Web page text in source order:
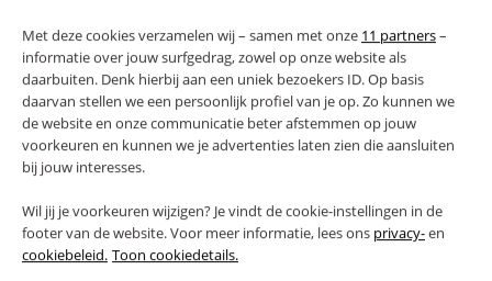
Met deze cookies verzamelen wij – samen met onze 11 partners–
informatie over jouw surfgedrag, zowel op onze website als
daarbuiten. Denk hierbij aan een uniek bezoekers ID. Op basis
daarvan stellen we een persoonlijk profiel van je op. Zo kunnen we
de website en onze communicatie beter afstemmen op jouw
voorkeuren en kunnen we je advertenties laten zien die aansluiten
bij jouw interesses.
Wil jij je voorkeuren wijzigen? Je vindt de cookie-instellingen in de
footer van de website. Voor meer informatie, lees ons privacy-en
cookiebeleid. Toon cookiedetails.
RETOURS
SOUVENT ACHETÉS ENSEMBLE